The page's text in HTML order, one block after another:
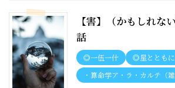
【害】（かもしれな
話
◎一伍一什 ◎星ととも
・算命学ア・ラ・カルテ（雑